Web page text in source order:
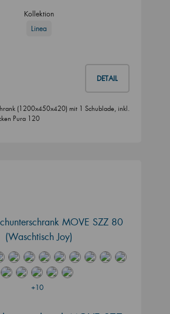
Kollektion
Linea
DETAIL
(1200x450x420) mit 1 Schublade, inkl.
Pura 120
+10